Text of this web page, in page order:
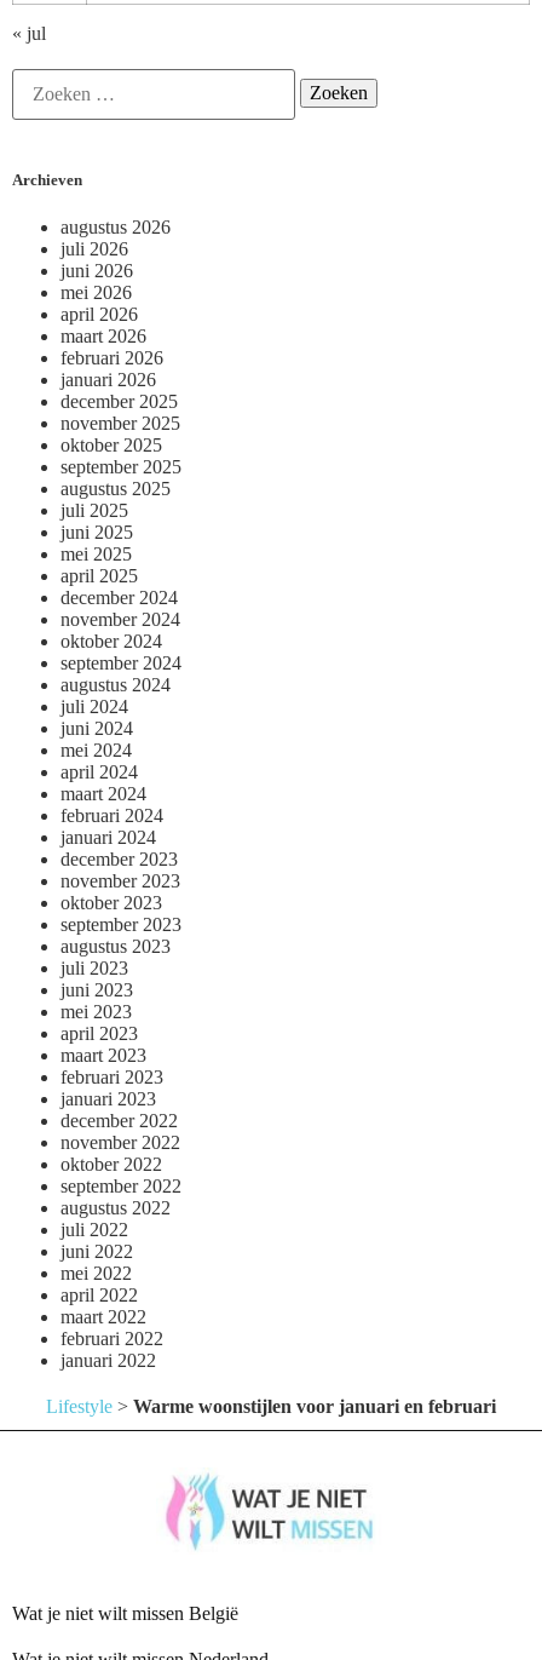
« jul
Archieven
augustus 2026
juli 2026
juni 2026
mei 2026
april 2026
maart 2026
februari 2026
januari 2026
december 2025
november 2025
oktober 2025
september 2025
augustus 2025
juli 2025
juni 2025
mei 2025
april 2025
december 2024
november 2024
oktober 2024
september 2024
augustus 2024
juli 2024
juni 2024
mei 2024
april 2024
maart 2024
februari 2024
januari 2024
december 2023
november 2023
oktober 2023
september 2023
augustus 2023
juli 2023
juni 2023
mei 2023
april 2023
maart 2023
februari 2023
januari 2023
december 2022
november 2022
oktober 2022
september 2022
augustus 2022
juli 2022
juni 2022
mei 2022
april 2022
maart 2022
februari 2022
januari 2022
Lifestyle > Warme woonstijlen voor januari en februari
Wat je niet wilt missen België